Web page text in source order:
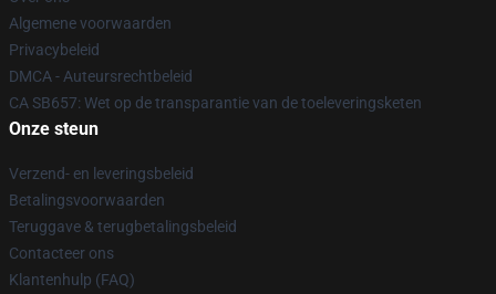
Algemene voorwaarden
Privacybeleid
DMCA - Auteursrechtbeleid
CA SB657: Wet op de transparantie van de toeleveringsketen
Onze steun
Verzend- en leveringsbeleid
Betalingsvoorwaarden
Teruggave & terugbetalingsbeleid
Contacteer ons
Klantenhulp (FAQ)